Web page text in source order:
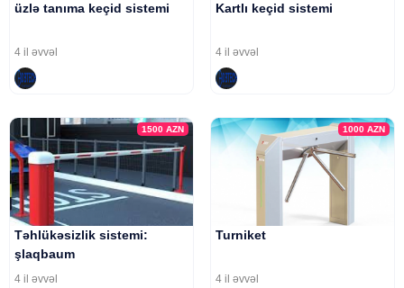
üzlə tanıma keçid sistemi
4 il əvvəl
Kartlı keçid sistemi
4 il əvvəl
1500AZN
Təhlükəsizlik sistemi:
şlaqbaum
4 il əvvəl
1000 AZN
Turniket
4 il əvvəl